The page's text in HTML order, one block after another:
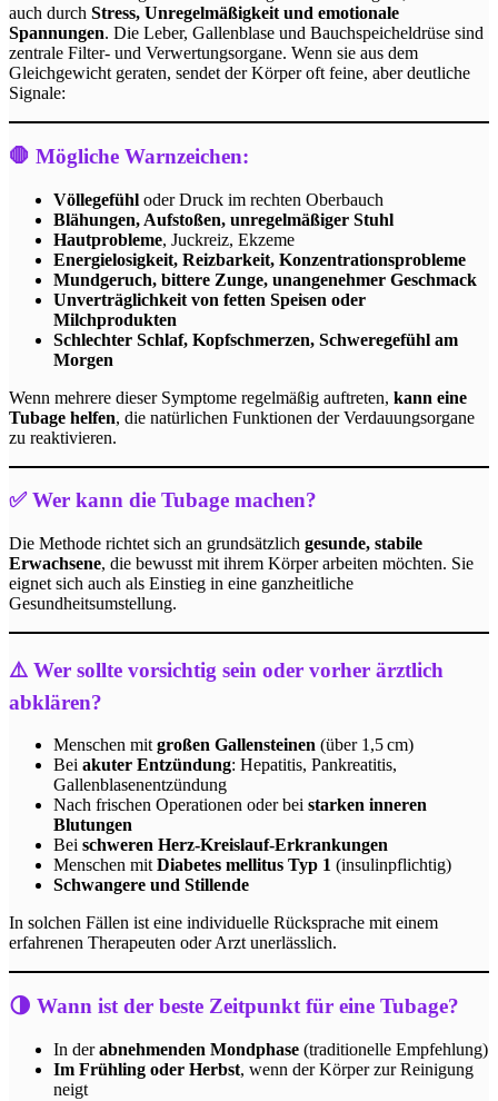
auch durch Stress, Unregelmäßigkeit und emotionale
Spannungen. Die Leber, Gallenblase und Bauchspeicheldrüse sind
zentrale Filter- und Verwertungsorgane. Wenn sie aus dem
Gleichgewicht geraten, sendet der Körper oft feine, aber deutliche
Signale:
🛑 Mögliche Warnzeichen:
Völlegefühl oder Druck im rechten Oberbauch
Blähungen, Aufstoßen, unregelmäßiger Stuhl
Hautprobleme, Juckreiz, Ekzeme
Energielosigkeit, Reizbarkeit, Konzentrationsprobleme
Mundgeruch, bittere Zunge, unangenehmer Geschmack
Unverträglichkeit von fetten Speisen oder
Milchprodukten
Schlechter Schlaf, Kopfschmerzen, Schweregefühl am
Morgen
Wenn mehrere dieser Symptome regelmäßig auftreten, kann eine
Tubage helfen, die natürlichen Funktionen der Verdauungsorgane
zu reaktivieren.
✅ Wer kann die Tubage machen?
Die Methode richtet sich an grundsätzlich gesunde, stabile
Erwachsene, die bewusst mit ihrem Körper arbeiten möchten. Sie
eignet sich auch als Einstieg in eine ganzheitliche
Gesundheitsumstellung.
⚠️ Wer sollte vorsichtig sein oder vorher ärztlich
abklären?
Menschen mitgroßen Gallensteinen (über 1,5 cm)
Bei akuter Entzündung: Hepatitis, Pankreatitis,
Gallenblasenentzündung
Nach frischen Operationen oder bei starken inneren
Blutungen
Bei schweren Herz-Kreislauf-Erkrankungen
Menschen mitDiabetes mellitus Typ 1 (insulinpflichtig)
Schwangere und Stillende
In solchen Fällen ist eine individuelle Rücksprache mit einem
erfahrenen Therapeuten oder Arzt unerlässlich.
🌗 Wann ist der beste Zeitpunkt für eine Tubage?
In derabnehmenden Mondphase (traditionelle Empfehlung)
Im Frühling oder Herbst, wenn der Körper zur Reinigung
neigt